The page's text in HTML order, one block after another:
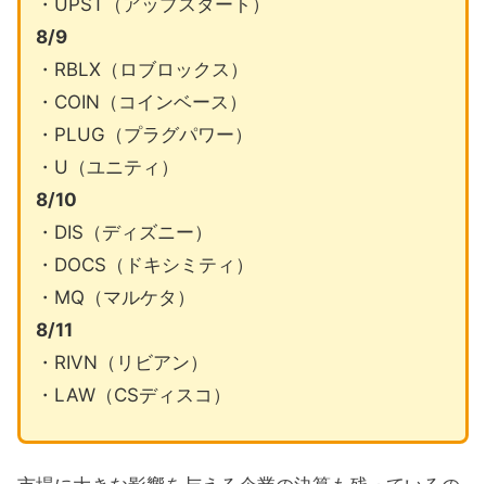
・UPST（アップスタート）
8/9
・RBLX（ロブロックス）
・COIN（コインベース）
・PLUG（プラグパワー）
・U（ユニティ）
8/10
・DIS（ディズニー）
・DOCS（ドキシミティ）
・MQ（マルケタ）
8/11
・RIVN（リビアン）
・LAW（CSディスコ）